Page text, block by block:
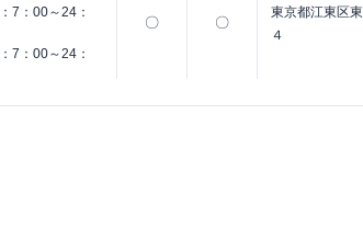
： 7：00～24：
： 7：00～24：
〇 〇
東京都江東区
４